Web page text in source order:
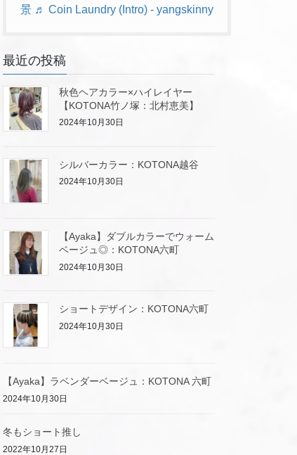
景 ♬ Coin Laundry (Intro) - yangskinny
最近の投稿
秋色ヘアカラー×ハイレイヤー
【KOTONA竹ノ塚：北村恵美】
2024年10月30日
シルバーカラー：KOTONA越谷
2024年10月30日
【Ayaka】ダブルカラーでウォーム
ベージュ◎：KOTONA六町
2024年10月30日
ショートデザイン：KOTONA六町
2024年10月30日
【Ayaka】ラベンダーベージュ：KOTONA 六町
2024年10月30日
冬もショート推し
2022年10月27日